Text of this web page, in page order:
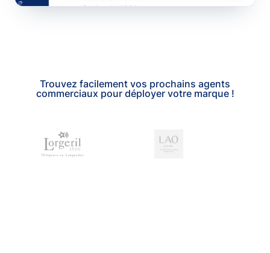
Trouvez facilement vos prochains agents
commerciaux pour déployer votre marque !